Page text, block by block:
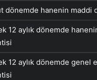
dönemde hanenin maddi
12 aylık dönemde
12 aylık dönemde genel